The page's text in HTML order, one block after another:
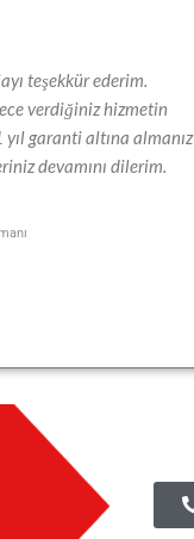
teşekkür ederim.
verdiğiniz hizmetin
yıl garanti altına almanız
devamını dilerim.